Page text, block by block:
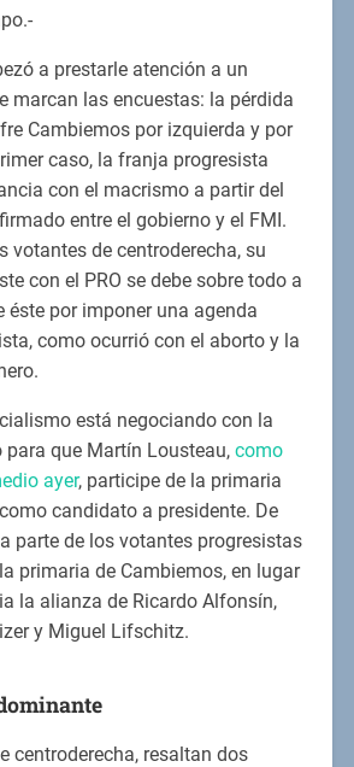
a prestarle atención a un
marcan las encuestas: la pérdida
Cambiemos por izquierda y por
caso, la franja progresista
con el macrismo a partir del
entre el gobierno y el FMI.
votantes de centroderecha, su
con el PRO se debe sobre todo a
éste por imponer una agenda
como ocurrió con el aborto y la
está negociando con la
para que Martín Lousteau, como
ayer, participe de la primaria
candidato a presidente. De
parte de los votantes progresistas
primaria de Cambiemos, en lugar
la alianza de Ricardo Alfonsín,
y Miguel Lifschitz.
centroderecha, resaltan dos